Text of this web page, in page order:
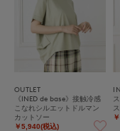
OUTLET
《INED de base》接触冷感
こなれシルエットドルマン
カットソー
￥5,940(税込)
ス